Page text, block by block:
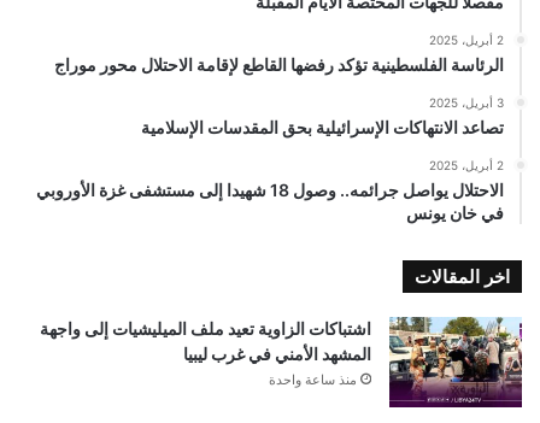
2 أبريل، 2025
الرئاسة الفلسطينية تؤكد رفضها القاطع لإقامة الاحتلال محور موراج
3 أبريل، 2025
تصاعد الانتهاكات الإسرائيلية بحق المقدسات الإسلامية
2 أبريل، 2025
الاحتلال يواصل جرائمه.. وصول 18 شهيدا إلى مستشفى غزة الأوروبي
في خان يونس
اخر المقالات
اشتباكات الزاوية تعيد ملف الميليشيات إلى واجهة
المشهد الأمني في غرب ليبيا
منذ ساعة واحدة